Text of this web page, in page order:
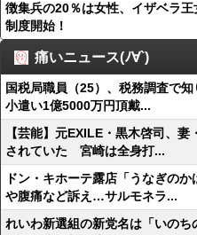
徴集兵の20％は女性、イザベラ
制度開始！
痛いニュース(ﾉ∀`)
国税局職員（25）、税務調査で
小遣い1億5000万円頂戴...
【芸能】元EXILE・黒木啓司、
されていた 宮崎は全身打...
ドン・キホーテ露店「うなぎの
や腹痛など訴え…サルモネラ...
れいわ新選組の新党名は「いの